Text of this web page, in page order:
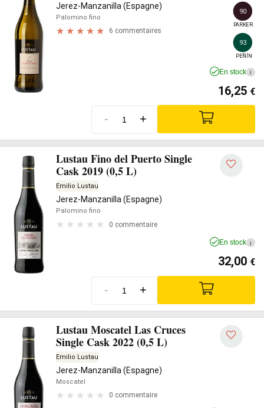
Jerez-Manzanilla (Espagne)
Palomino fino
6 commentaires
90
PARKER
93
PEÑÍN
En stock i
16,25 €
- +
Lustau Fino del Puerto Single
Cask 2019 (0,5 L)
Emilio Lustau
Jerez-Manzanilla (Espagne)
Palomino fino
0 commentaire
En stock i
32,00 €
- +
Lustau Moscatel Las Cruces
Single Cask 2022 (0,5 L)
Emilio Lustau
Jerez-Manzanilla (Espagne)
Moscatel
0 commentaire